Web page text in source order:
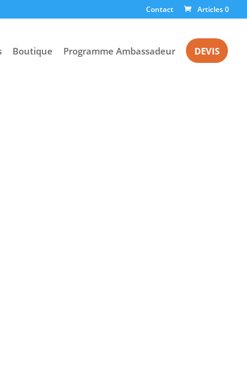
Contact Articles 0
Boutique Programme Ambassadeur DEVIS